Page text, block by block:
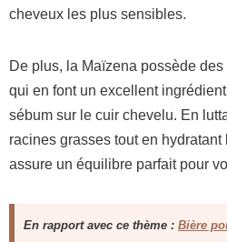
cheveux les plus sensibles.
De plus, la Maïzena possède
qui en font un excellent
sébum sur le cuir chevelu. En
racines grasses tout en
assure un équilibre parfait pour
En rapport avec ce thème : Bière